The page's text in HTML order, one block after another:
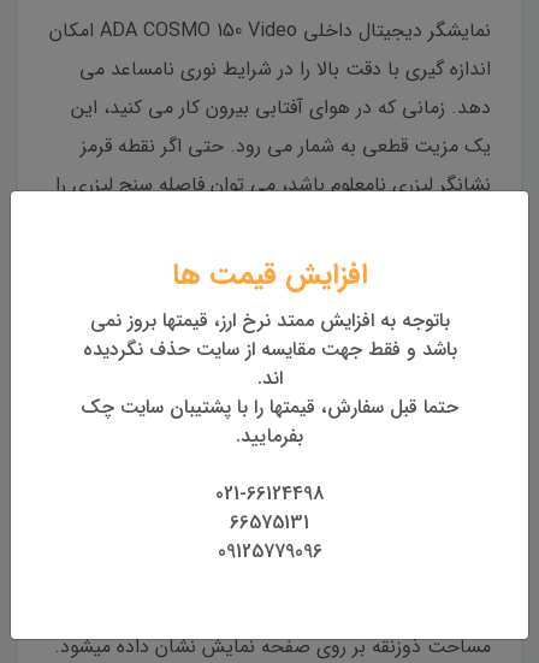
نمایشگر دیجیتال داخلی ADA COSMO 150 Video امکان
اندازه گیری با دقت بالا را در شرایط نوری نامساعد می
دهد. زمانی که در هوای آفتابی بیرون کار می کنید، این
یک مزیت قطعی به شمار می رود. حتی اگر نقطه قرمز
نشانگر لیزری نامعلوم باشد، می توان فاصله سنج لیزری را
است.
مساحت ذوزنقه بر روی صفحه نمایش نشان داده میشود.
افزایش قیمت ها
باتوجه به افزایش ممتد نرخ ارز، قیمتها بروز نمی
باشد و فقط جهت مقایسه از سایت حذف نگردیده
اند.
حتما قبل سفارش، قیمتها را با پشتیبان سایت چک
بفرمایید.
021-66124498
66575131
09125779096